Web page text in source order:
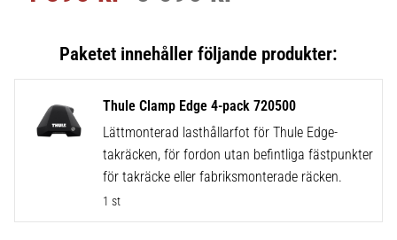
Thule Clamp Edge 4-pack 720500
Lättmonterad lasthållarfot för Thule Edge-
takräcken, för fordon utan befintliga fästpunkter
för takräcke eller fabriksmonterade räcken.
1 st